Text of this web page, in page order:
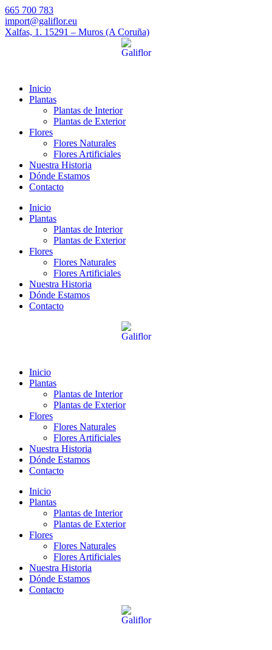
665 700 783
import@galiflor.eu
Xalfas, 1. 15291 – Muros (A Coruña)
Inicio
Plantas
Plantas de Interior
Plantas de Exterior
Flores
Flores Naturales
Flores Artificiales
Nuestra Historia
Dónde Estamos
Contacto
Inicio
Plantas
Plantas de Interior
Plantas de Exterior
Flores
Flores Naturales
Flores Artificiales
Nuestra Historia
Dónde Estamos
Contacto
Inicio
Plantas
Plantas de Interior
Plantas de Exterior
Flores
Flores Naturales
Flores Artificiales
Nuestra Historia
Dónde Estamos
Contacto
Inicio
Plantas
Plantas de Interior
Plantas de Exterior
Flores
Flores Naturales
Flores Artificiales
Nuestra Historia
Dónde Estamos
Contacto